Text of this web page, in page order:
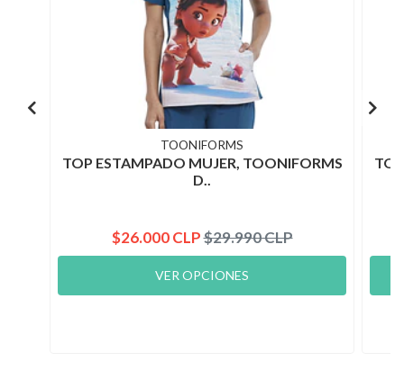
TOONIFORMS
TOP ESTAMPADO MUJER, TOONIFORMS
D..
$26.000 CLP$29.990 CLP
VER OPCIONES